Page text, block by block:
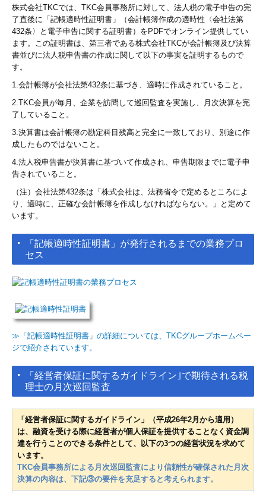
株式会社TKCでは、TKC会員事務所に対して、法人税の電子申告の完
了直後に「記帳適時性証明書」（会計帳簿作成の適時性〈会社法第
432条〉と電子申告に関する証明書）をPDFでオンライン提供してい
ます。この証明書は、第三者である株式会社TKCが会計帳簿及び決算
書並びに法人税申告書の作成に関して以下の事実を証明するもので
す。
1.会計帳簿が会社法第432条に基づき、適時に作成されていること。
2.TKC会員が毎月、企業を訪問して巡回監査を実施し、月次決算を完
了していること。
3.決算書は会計帳簿の勘定科目残高と完全に一致しており、別途に作
成したものではないこと。
4.法人税申告書が決算書に基づいて作成され、申告期限までに電子申
告されていること。
（注）会社法第432条は「株式会社は、法務省令で定めるところによ
り、適時に、正確な会計帳簿を作成しなければならない。」と定めて
います。
「記帳適時性証明書」が発行されるまでの業務プロ
セス
≫ 「記帳適時性証明書」の詳細については、TKCグループホームペー
ジで紹介されています。
「経営者保証に関するガイドライン｣で期待される税
理士の月次巡回監査
「経営者保証に関するガイドライン」（平成26年2月から適用）
は、融資を受ける際に経営者が個人保証を提供することなく資金調
達を行うことのできる条件として、以下の3つの経営状況を求めて
います。
TKC会員事務所による月次巡回監査により信頼性が確保された月次
決算の内容は、下記③の要件を充足すると考えられます。